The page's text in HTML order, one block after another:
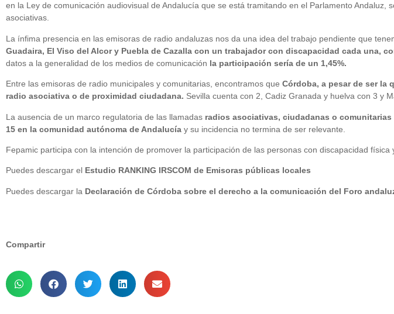
en la Ley de comunicación audiovisual de Andalucía que se está tramitando en el Parlamento Andaluz,
asociativas.
La ínfima presencia en las emisoras de radio andaluzas nos da una idea del trabajo pendiente que
Guadaira, El Viso del Alcor y Puebla de Cazalla con un trabajador con discapacidad cada una,
datos a la generalidad de los medios de comunicación la participación sería de un 1,45%.
Entre las emisoras de radio municipales y comunitarias, encontramos que Córdoba, a pesar de ser la
radio asociativa o de proximidad ciudadana. Sevilla cuenta con 2, Cadiz Granada y huelva con 3 y
La ausencia de un marco regulatoria de las llamadas radios asociativas, ciudadanas o comunitarias
15 en la comunidad autónoma de Andalucía y su incidencia no termina de ser relevante.
Fepamic participa con la intención de promover la participación de las personas con discapacidad
Puedes descargar el Estudio RANKING IRSCOM de Emisoras públicas locales
Puedes descargar la Declaración de Córdoba sobre el derecho a la comunicación del Foro
Compartir